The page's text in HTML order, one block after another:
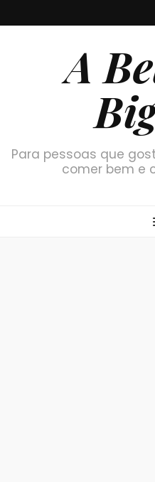
A
Para pessoas que
comer bem e